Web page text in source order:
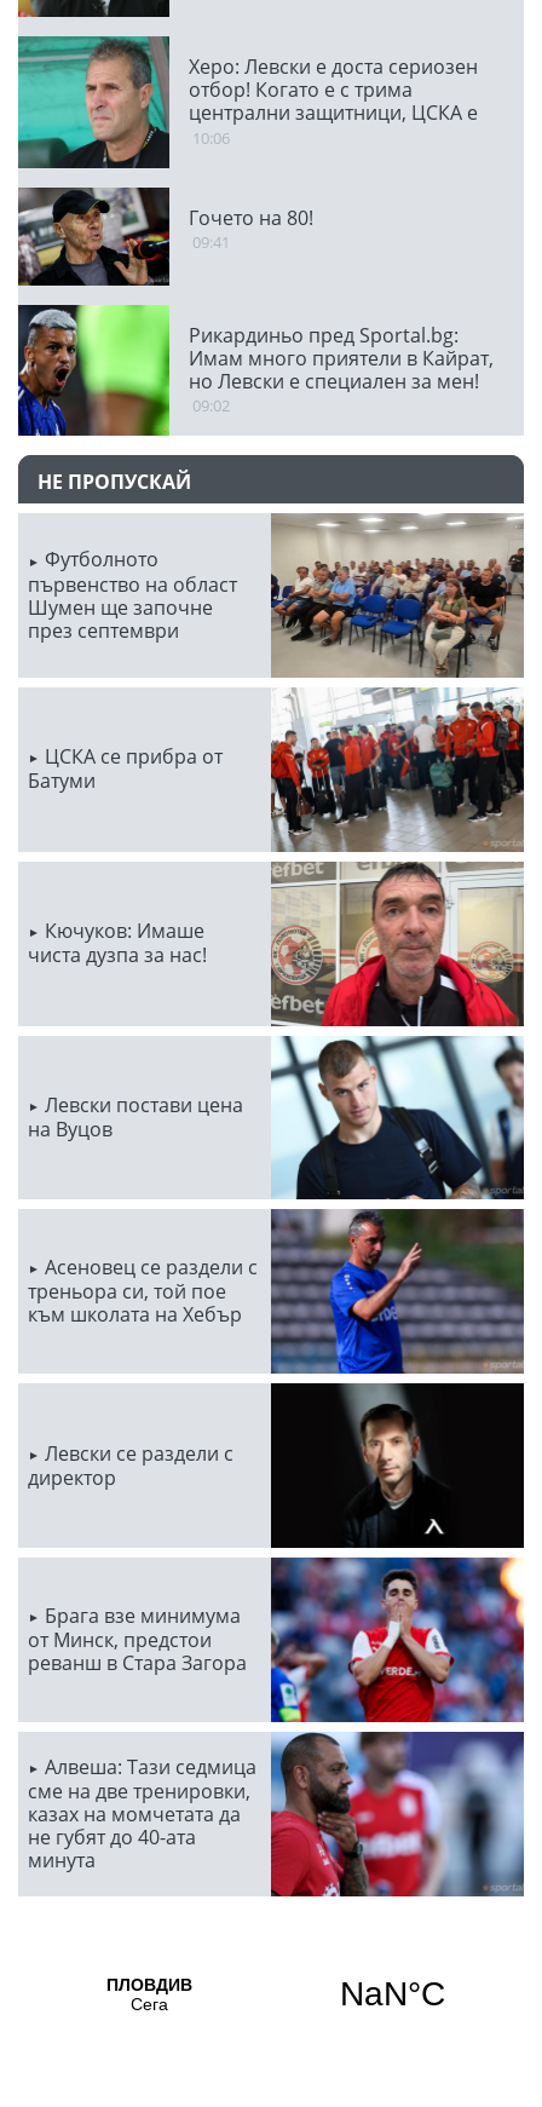
Херо: Левски е доста сериозен
отбор! Когато е с трима
централни защитници, ЦСКА е
много стабилен
10:06
Гочето на 80!
09:41
Рикардиньо пред Sportal.bg:
Имам много приятели в Кайрат,
но Левски е специален за мен!
09:02
НЕ ПРОПУСКАЙ
Футболното
първенство на област
Шумен ще започне
през септември
ЦСКА се прибра от
Батуми
Кючуков: Имаше
чиста дузпа за нас!
Левски постави цена
на Вуцов
Асеновец се раздели с
треньора си, той пое
към школата на Хебър
Левски се раздели с
директор
Брага взе минимума
от Минск, предстои
реванш в Стара Загора
Алвеша: Тази седмица
сме на две тренировки,
казах на момчетата да
не губят до 40-ата
минута